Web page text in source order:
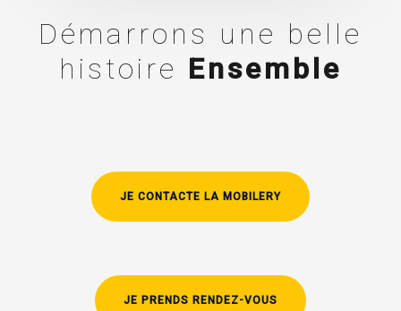
Démarrons une belle
histoire Ensemble
JE CONTACTE LA MOBILERY
JE PRENDS RENDEZ-VOUS